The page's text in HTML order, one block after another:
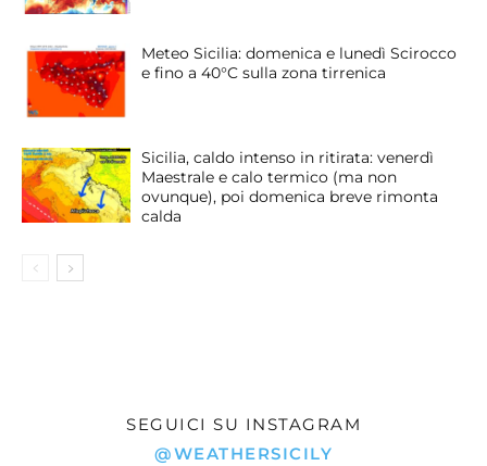
Meteo Sicilia: domenica e lunedì Scirocco
e fino a 40°C sulla zona tirrenica
Sicilia, caldo intenso in ritirata: venerdì
Maestrale e calo termico (ma non
ovunque), poi domenica breve rimonta
calda
SEGUICI SU INSTAGRAM
@WEATHERSICILY